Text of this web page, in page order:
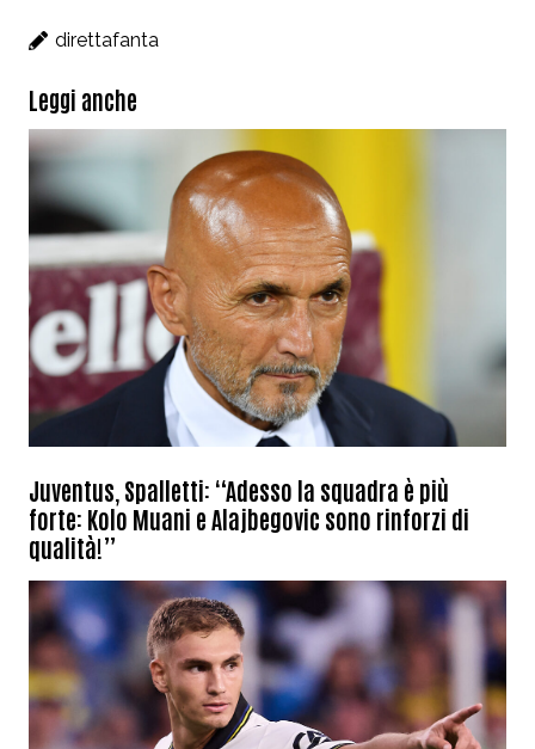
direttafanta
Leggi anche
Juventus, Spalletti: “Adesso la squadra è più
forte: Kolo Muani e Alajbegovic sono rinforzi di
qualità!”